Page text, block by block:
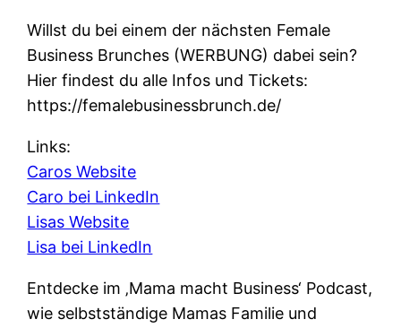
Willst du bei einem der nächsten Female
Business Brunches (WERBUNG) dabei sein?
Hier findest du alle Infos und Tickets:
https://femalebusinessbrunch.de/
Links:
Caros Website
Caro bei LinkedIn
Lisas Website
Lisa bei LinkedIn
Entdecke im ‚Mama macht Business‘ Podcast,
wie selbstständige Mamas Familie und